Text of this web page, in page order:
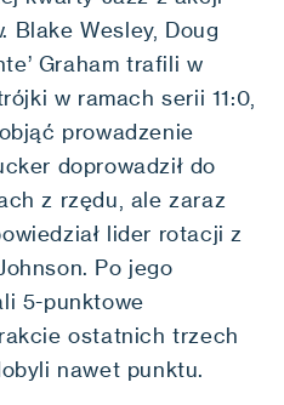
Wesley, Doug
Graham trafili w
w ramach serii 11:0,
prowadzenie
doprowadził do
z rzędu, ale zaraz
lider rotacji z
Po jego
5-punktowe
ostatnich trzech
nawet punktu.